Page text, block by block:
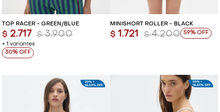
TOP RACER - GREEN/BLUE
+ 1 variantes
$ 2.717 $ 3.900
30
MINISHORT ROLLER - BLACK
$ 1.721 $ 4.200 59